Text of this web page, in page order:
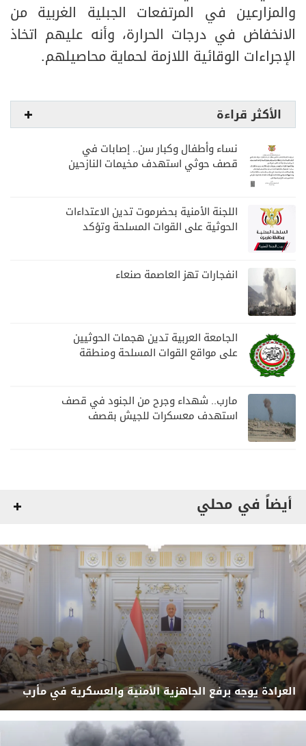
والمزارعين في المرتفعات الجبلية الغربية من
الانخفاض في درجات الحرارة، وأنه عليهم اتخاذ
الإجراءات الوقائية اللازمة لحماية محاصيلهم.
الأكثر قراءة
نساء وأطفال وكبار سن.. إصابات في
قصف حوثي استهدف مخيمات النازحين
اللجنة الأمنية بحضرموت تدين الاعتداءات
الحوثية على القوات المسلحة وتؤكد
انفجارات تهز العاصمة صنعاء
الجامعة العربية تدين هجمات الحوثيين
على مواقع القوات المسلحة ومنطقة
مارب.. شهداء وجرح من الجنود في قصف
استهدف معسكرات للجيش بقصف
أيضاً في محلي
العرادة يوجه برفع الجاهزية الأمنية والعسكرية في مأرب